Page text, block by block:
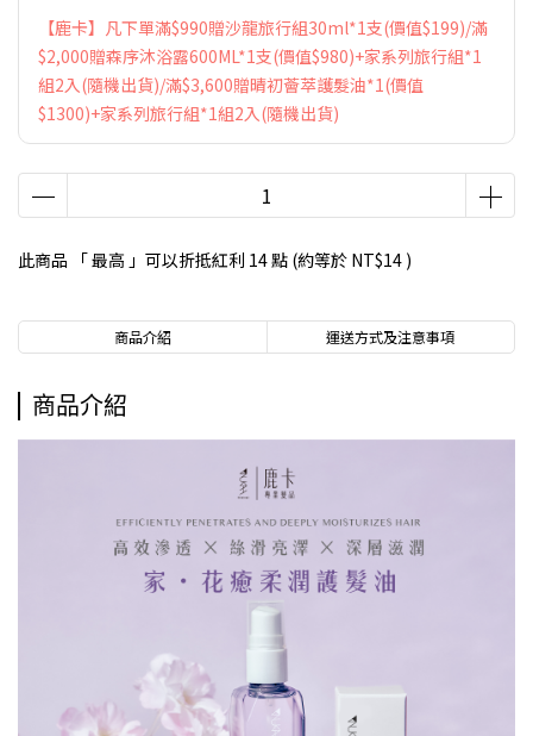
【鹿卡】凡下單滿$990贈沙龍旅行組30ml*1支(價值$199)/滿
$2,000贈森序沐浴露600ML*1支(價值$980)+家系列旅行組*1
組2入(隨機出貨)/滿$3,600贈晴初薈萃護髮油*1(價值
$1300)+家系列旅行組*1組2入(隨機出貨)
此商品 「 最高 」可以折抵紅利 14點 (約等於 NT$14 )
商品介紹 運送方式及注意事項
商品介紹